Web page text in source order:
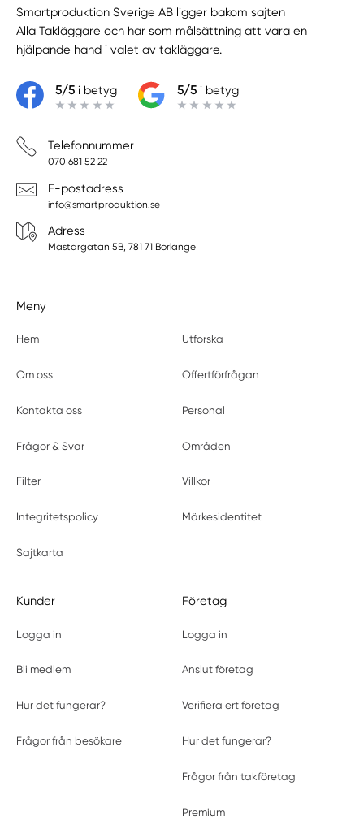
Smartproduktion Sverige AB ligger bakom sajten
Alla Takläggare och har som målsättning att vara en
hjälpande hand i valet av takläggare.
5/5i betyg 5/5i betyg
Telefonnummer
070 681 52 22
E-postadress
info@smartproduktion.se
Adress
Mästargatan 5B, 781 71 Borlänge
Meny
Hem Utforska
Om oss Offertförfrågan
Kontakta oss Personal
Frågor & Svar Områden
Filter Villkor
Integritetspolicy Märkesidentitet
Sajtkarta
Kunder
Logga in
Bli medlem
Hur det fungerar?
Frågor från besökare
Företag
Logga in
Anslut företag
Verifiera ert företag
Hur det fungerar?
Frågor från takföretag
Premium